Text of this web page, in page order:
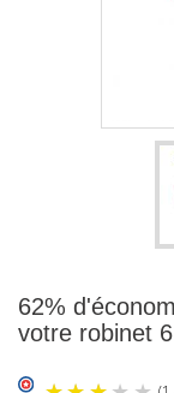
62%
votre robinet